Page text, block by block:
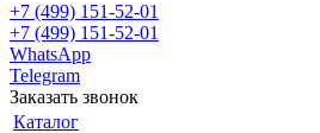
+7 (499) 151-52-01
+7 (499) 151-52-01
WhatsApp
Telegram
Заказать звонок
Каталог